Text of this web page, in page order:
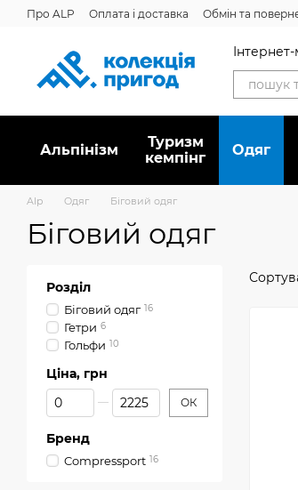
Перейти до основного контенту
Про ALP Оплата і доставка Обмін та
Альпінізм
Туризм
кемпінг
Oдяг
Alp Oдяг Біговий одяг
Біговий одяг
Розділ
Біговий одяг 16
Гетри 6
Гольфи 10
Ціна, грн
Від Ціна, грн
До Ціна, грн ОК
Бренд
Compressport 16